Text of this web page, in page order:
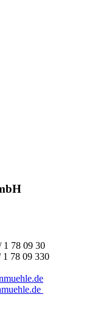
1 78 09 30
78 09 330